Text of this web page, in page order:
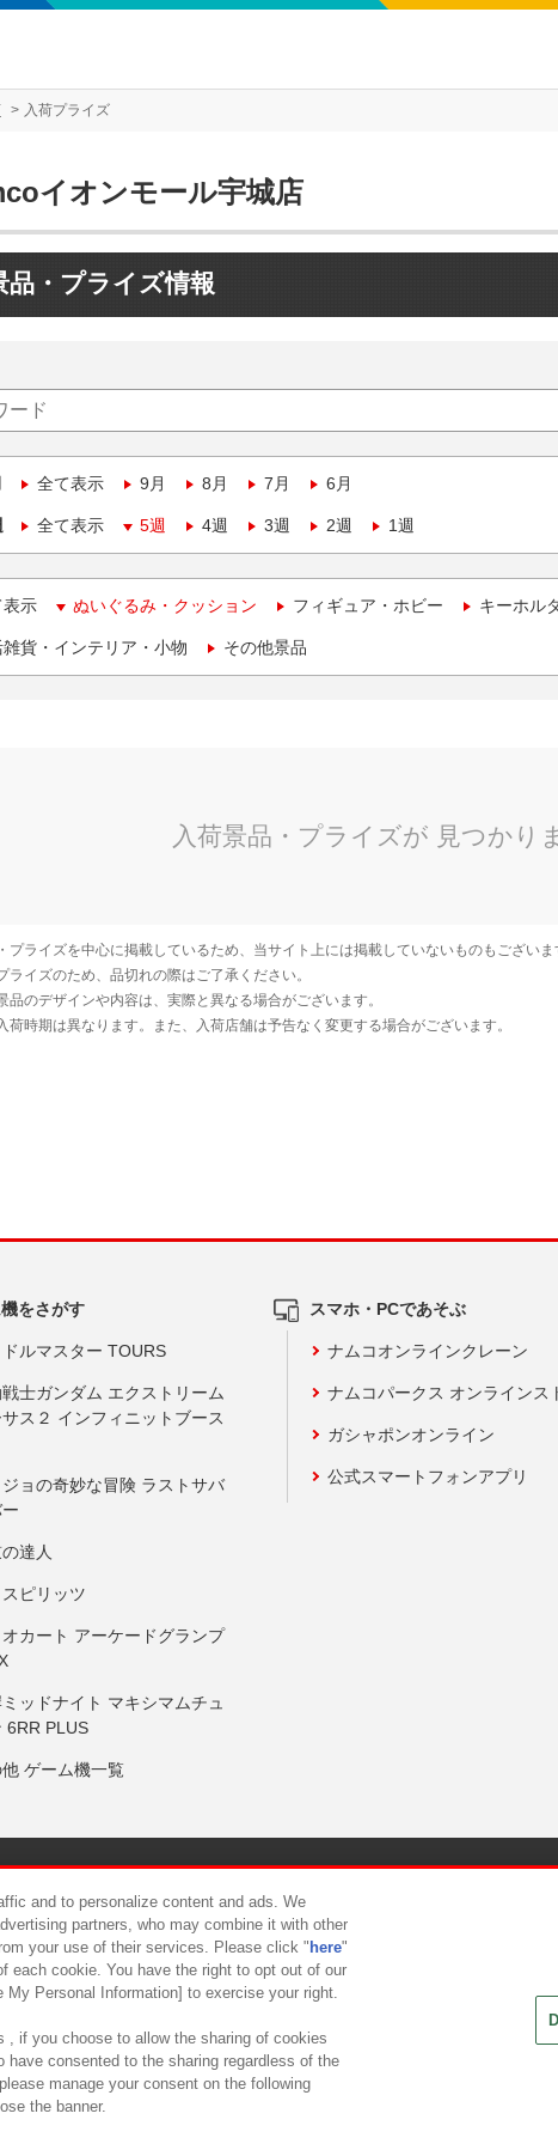
入荷プライズ
イオンモール宇城店
品・プライズ情報
全て表示 9月 8月 7月 6月
全て表示 5週 4週 3週 2週 1週
表示 ぬいぐるみ・クッション フィギュア・ホビー キーホル
貨・インテリア・小物 その他景品
をさがす
ルマスター TOURS
士ガンダム エクストリーム
ス２ インフィニットブース
ョの奇妙な冒険 ラストサバ
達人
ピリッツ
カート アーケードグランプ
ッドナイト マキシマムチュ
6RR PLUS
ゲーム機一覧
スマホ・PCであそぶ
ナムコオンラインクレーン
ナムコパークス オンラインス
ガシャポンオンライン
公式スマートフォンアプリ
について カスタマーハラスメント対応方針
and to personalize content and ads. We
partners, who may combine it with other
your use of their services. Please click " here"
each cookie. You have the right to opt out of our
Personal Information] to exercise your right.
, if you choose to allow the sharing of cookies
have consented to the sharing regardless of the
manage your consent on the following
the banner.